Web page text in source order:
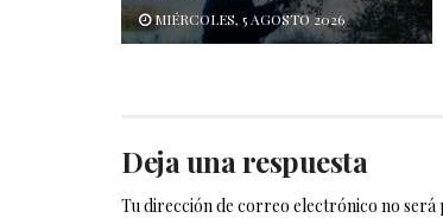
MIÉRCOLES, 5 AGOSTO 2026
Deja una respuesta
Tu dirección de correo electrónico no será